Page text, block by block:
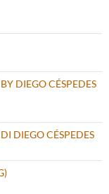
DIEGO CÉSPEDES
DIEGO CÉSPEDES